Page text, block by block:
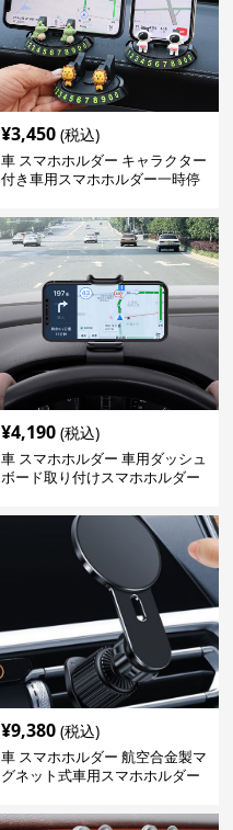
¥3,450 (税込)
車 スマホホルダー キャラクター
付き車用スマホホルダー一時停
¥4,190 (税込)
車 スマホホルダー 車用ダッシュ
ボード取り付けスマホホルダー
¥9,380 (税込)
車 スマホホルダー 航空合金製マ
グネット式車用スマホホルダー